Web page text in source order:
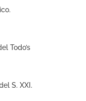
Todo’s
S. XXI.